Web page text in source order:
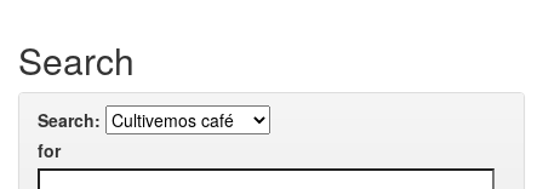
Search
Search:
for